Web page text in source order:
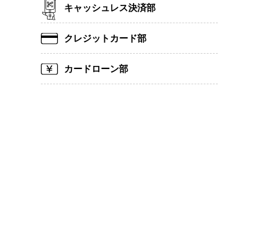
キャッシュレス決済部
クレジットカード部
カードローン部